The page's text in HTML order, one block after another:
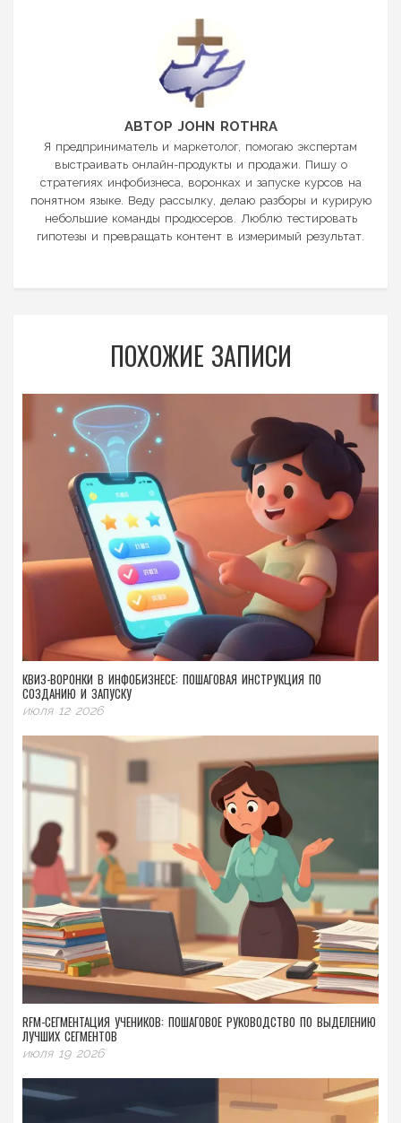
АВТОР JOHN ROTHRA
Я предприниматель и маркетолог, помогаю экспертам
выстраивать онлайн-продукты и продажи. Пишу о
стратегиях инфобизнеса, воронках и запуске курсов на
понятном языке. Веду рассылку, делаю разборы и курирую
небольшие команды продюсеров. Люблю тестировать
гипотезы и превращать контент в измеримый результат.
ПОХОЖИЕ ЗАПИСИ
КВИЗ-ВОРОНКИ В ИНФОБИЗНЕСЕ: ПОШАГОВАЯ ИНСТРУКЦИЯ ПО
СОЗДАНИЮ И ЗАПУСКУ
июля 12 2026
RFM-СЕГМЕНТАЦИЯ УЧЕНИКОВ: ПОШАГОВОЕ РУКОВОДСТВО ПО ВЫДЕЛЕНИЮ
ЛУЧШИХ СЕГМЕНТОВ
июля 19 2026